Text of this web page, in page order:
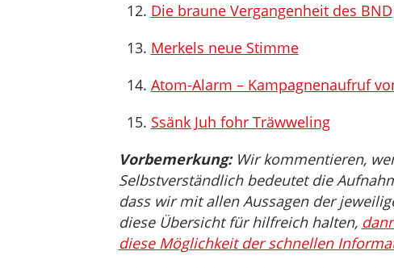
Die braune Vergangenheit des BND
Merkels neue Stimme
Atom-Alarm – Kampagnenaufruf
Ssänk Juh fohr Träwweling
Vorbemerkung:Wir kommentieren,
Selbstverständlich bedeutet die
dass wir mit allen Aussagen der
diese Übersicht für hilfreich halten,
diese Möglichkeit der schnellen